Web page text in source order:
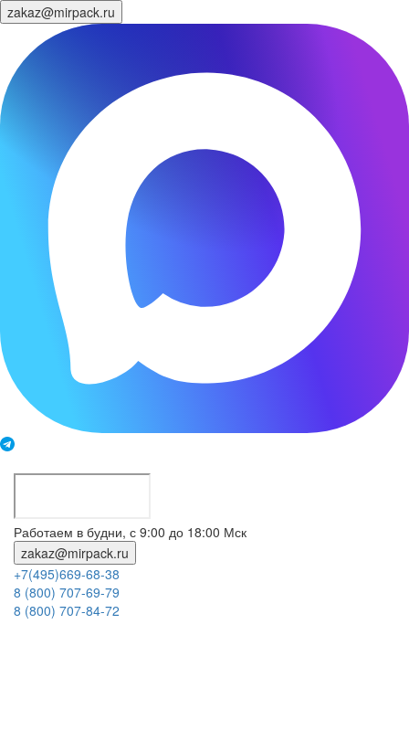
zakaz@mirpack.ru
Работаем в будни, с 9:00 до 18:00 Мск
zakaz@mirpack.ru
+7(495)669-68-38
8 (800) 707-69-79
8 (800) 707-84-72